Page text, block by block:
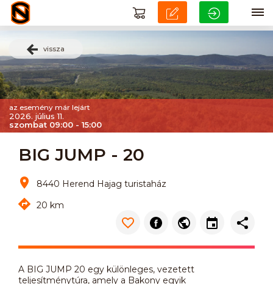
vissza
az esemény már lejárt
2026. július 11.
szombat 09:00 - 15:00
BIG JUMP - 20
8440 Herend Hajag turistaház
20 km
A BIG JUMP 20 egy különleges, vezetett
teljesítménytúra, amely a Bakony egyik